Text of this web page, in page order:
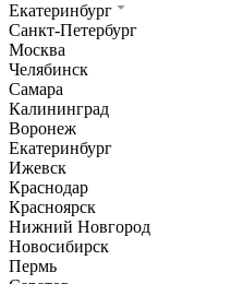
Екатеринбург
Санкт-Петербург
Москва
Челябинск
Самара
Калининград
Воронеж
Екатеринбург
Ижевск
Краснодар
Красноярск
Нижний Новгород
Новосибирск
Пермь